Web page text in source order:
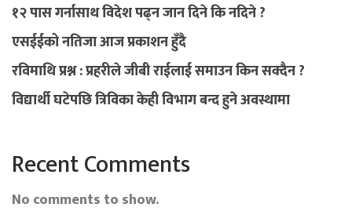
१२ पास गर्नासाथ विदेश पढ्न जान दिने कि नदिने ?
एसईईको नतिजा आज प्रकाशन हुँदै
रविमाथि प्रश्न : प्रहरीले जीबी राईलाई समाउन किन सक्दैन ?
विद्यार्थी घटेपछि त्रिविका केही विभाग बन्द हुने अवस्थामा
Recent Comments
No comments to show.